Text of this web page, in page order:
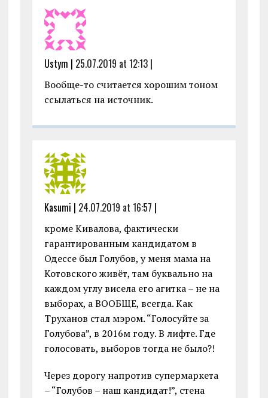
Ustym | 25.07.2019 at 12:13|
Вообще-то считается хорошим тоном
ссылаться на источник.
Kasumi | 24.07.2019 at 16:57 |
кроме Кивалова, фактически
гарантированным кандидатом в
Одессе был Голубов, у меня мама на
Котовского живёт, там буквально на
каждом углу висела его агитка – не на
выборах, а ВООБЩЕ, всегда. Как
Труханов стал мэром. “Голосуйте за
Голубова”, в 2016м году. В лифте. Где
голосовать, выборов тогда не было?!
Через дорогу напротив супермаркета
– “Голубов – наш кандидат!”, стена